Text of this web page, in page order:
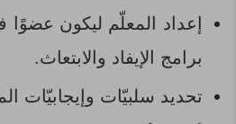
إعداد المعلّم ليكون
برامج الإيفاد والابتعاث.
تحديد سلبيّات وإيجابيّات